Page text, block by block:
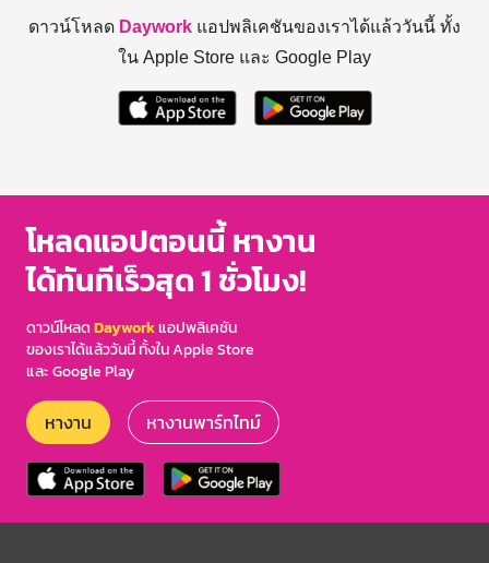
ดาวน์โหลด Daywork แอปพลิเคชันของเราได้แล้ววันนี้ ทั้ง
ใน Apple Store และ Google Play
โหลดแอปตอนนี้ หางาน
ได้ทันทีเร็วสุด 1 ชั่วโมง!
ดาวน์โหลดDayworkแอปพลิเคชัน
ของเราได้แล้ววันนี้ ทั้งใน Apple Store
และ Google Play
หางาน หางานพาร์ทไทม์